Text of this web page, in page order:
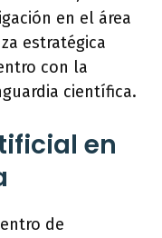
en el área
estratégica
con la
científica.
en
de